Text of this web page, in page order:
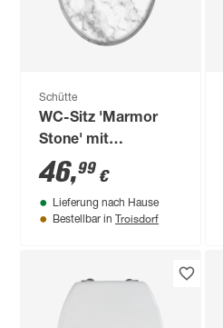
Schütte
WC-Sitz 'Marmor
Stone' mit
Absenkautomatik
Holzkern
46,99 €
Lieferung nach Hause
Bestellbar in Troisdorf